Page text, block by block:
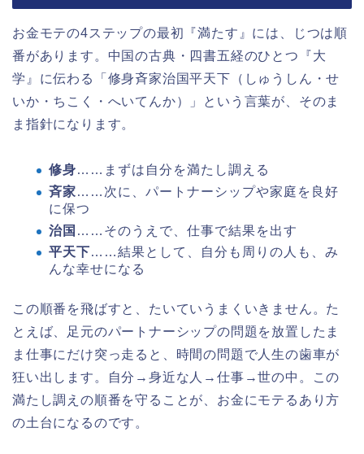
お金モテの4ステップの最初『満たす』には、じつは順
番があります。中国の古典・四書五経のひとつ『大
学』に伝わる「修身斉家治国平天下（しゅうしん・せ
いか・ちこく・へいてんか）」という言葉が、そのま
ま指針になります。
修身……まずは自分を満たし調える
斉家……次に、パートナーシップや家庭を良好
に保つ
治国 ……そのうえで、仕事で結果を出す
平天下……結果として、自分も周りの人も、み
んな幸せになる
この順番を飛ばすと、たいていうまくいきません。た
とえば、足元のパートナーシップの問題を放置したま
ま仕事にだけ突っ走ると、時間の問題で人生の歯車が
狂い出します。自分→身近な人→仕事→世の中。この
満たし調えの順番を守ることが、お金にモテるあり方
の土台になるのです。